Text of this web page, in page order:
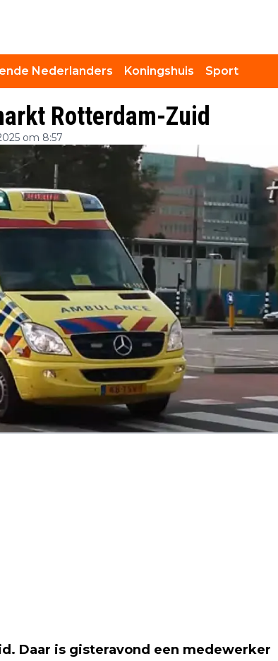
Nederlanders Koningshuis Sport
Rotterdam-Zuid
om 8:57
Daar is gisteravond een medewerker